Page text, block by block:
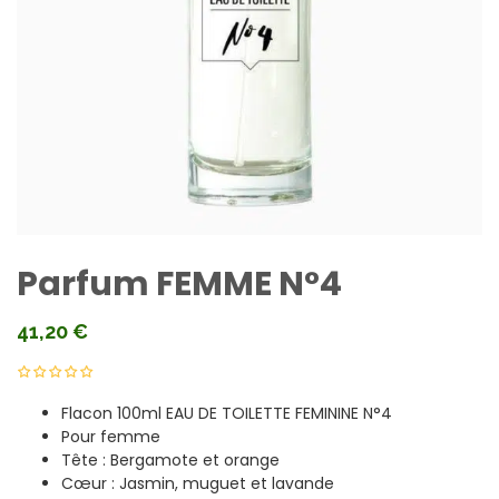
Parfum FEMME N°4
41,20€
Flacon 100ml EAU DE TOILETTE FEMININE N°4
Pour femme
Tête : Bergamote et orange
Cœur : Jasmin, muguet et lavande